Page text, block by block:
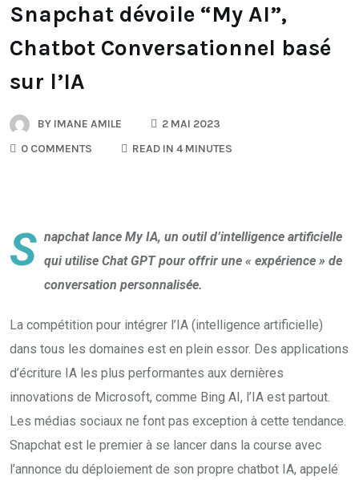
Snapchat dévoile “My AI”,
Chatbot Conversationnel basé
sur l’IA
BY IMANE AMILE
2 MAI 2023
0 COMMENTS
READ IN 4 MINUTES
S napchat lance My IA, un outil d’intelligence artificielle
qui utilise Chat GPT pour offrir une « expérience » de
conversation personnalisée.
La compétition pour intégrer l’IA (intelligence artificielle)
dans tous les domaines est en plein essor. Des applications
d’écriture IA les plus performantes aux dernières
innovations de Microsoft, comme Bing AI, l’IA est partout.
Les médias sociaux ne font pas exception à cette tendance.
Snapchat est le premier à se lancer dans la course avec
l’annonce du déploiement de son propre chatbot IA, appelé